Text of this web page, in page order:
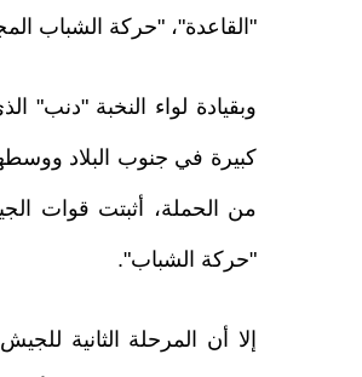
"القاعدة"، "حركة الشباب
وبقيادة لواء النخبة "دنب"
من الحملة، أثبتت قوات
"حركة الشباب".
إلا أن المرحلة الثانية